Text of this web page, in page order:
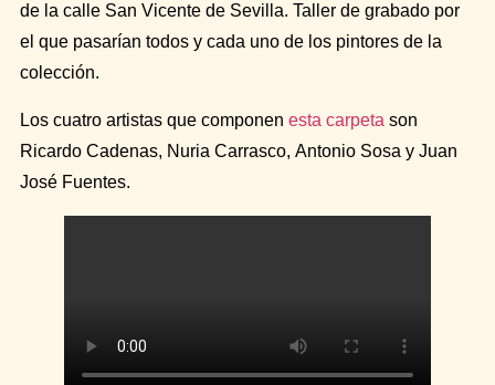
de la calle San Vicente de Sevilla. Taller de grabado por
el que pasarían todos y cada uno de los pintores de la
colección.
Los cuatro artistas que componen esta carpeta son
Ricardo Cadenas, Nuria Carrasco, Antonio Sosa y Juan
José Fuentes.